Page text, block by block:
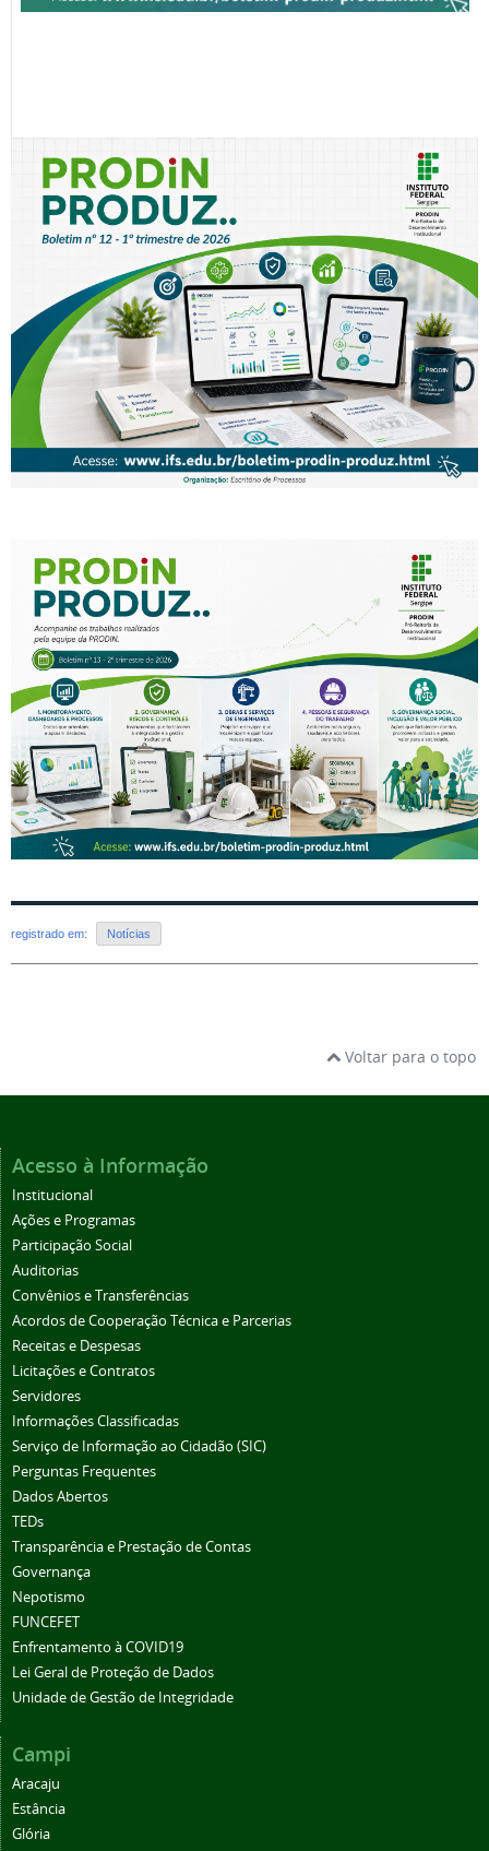
registrado em: Notícias
Voltar para o topo
Acesso à Informação
Institucional
Ações e Programas
Participação Social
Auditorias
Convênios e Transferências
Acordos de Cooperação Técnica e Parcerias
Receitas e Despesas
Licitações e Contratos
Servidores
Informações Classificadas
Serviço de Informação ao Cidadão (SIC)
Perguntas Frequentes
Dados Abertos
TEDs
Transparência e Prestação de Contas
Governança
Nepotismo
FUNCEFET
Enfrentamento à COVID19
Lei Geral de Proteção de Dados
Unidade de Gestão de Integridade
Campi
Aracaju
Estância
Glória